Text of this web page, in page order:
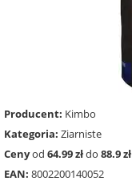
Producent: Kimbo
Kategoria: Ziarniste
Cenyod 64.99 złdo 88.9 zł
EAN: 8002200140052